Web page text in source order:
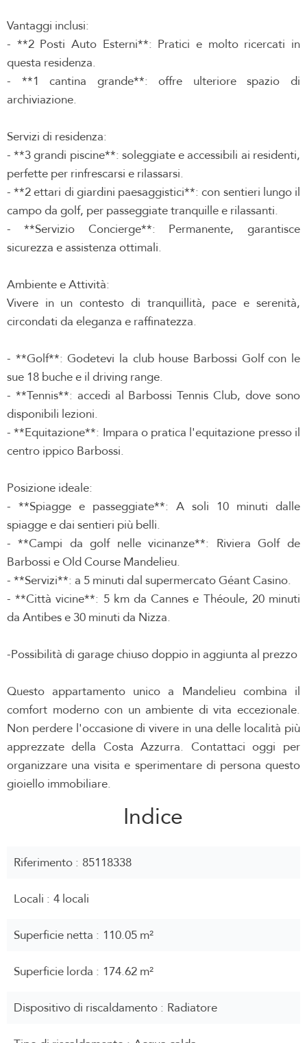
Vantaggi inclusi:
- **2 Posti Auto Esterni**: Pratici e molto ricercati in
questa residenza.
- **1 cantina grande**: offre ulteriore spazio di
archiviazione.
Servizi di residenza:
- **3 grandi piscine**: soleggiate e accessibili ai residenti,
perfette per rinfrescarsi e rilassarsi.
- **2 ettari di giardini paesaggistici**: con sentieri lungo il
campo da golf, per passeggiate tranquille e rilassanti.
- **Servizio Concierge**: Permanente, garantisce
sicurezza e assistenza ottimali.
Ambiente e Attività:
Vivere in un contesto di tranquillità, pace e serenità,
circondati da eleganza e raffinatezza.
- **Golf**: Godetevi la club house Barbossi Golf con le
sue 18 buche e il driving range.
- **Tennis**: accedi al Barbossi Tennis Club, dove sono
disponibili lezioni.
- **Equitazione**: Impara o pratica l'equitazione presso il
centro ippico Barbossi.
Posizione ideale:
- **Spiagge e passeggiate**: A soli 10 minuti dalle
spiagge e dai sentieri più belli.
- **Campi da golf nelle vicinanze**: Riviera Golf de
Barbossi e Old Course Mandelieu.
- **Servizi**: a 5 minuti dal supermercato Géant Casino.
- **Città vicine**: 5 km da Cannes e Théoule, 20 minuti
da Antibes e 30 minuti da Nizza.
-Possibilità di garage chiuso doppio in aggiunta al prezzo
Questo appartamento unico a Mandelieu combina il
comfort moderno con un ambiente di vita eccezionale.
Non perdere l'occasione di vivere in una delle località più
apprezzate della Costa Azzurra. Contattaci oggi per
organizzare una visita e sperimentare di persona questo
gioiello immobiliare.
Indice
Riferimento 85118338
Locali 4 locali
Superficie netta 110.05 m²
Superficie lorda 174.62 m²
Dispositivo di riscaldamento Radiatore